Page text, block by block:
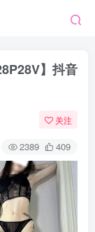
】抖音
关注
2389 409